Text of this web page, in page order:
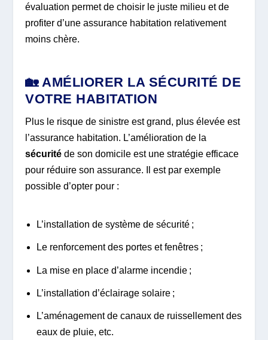
évaluation permet de choisir le juste milieu et de
profiter d’une assurance habitation relativement
moins chère.
🏡 AMÉLIORER LA SÉCURITÉ DE
VOTRE HABITATION
Plus le risque de sinistre est grand, plus élevée est
l’assurance habitation. L’amélioration de la
sécurité de son domicile est une stratégie efficace
pour réduire son assurance. Il est par exemple
possible d’opter pour :
L’installation de système de sécurité ;
Le renforcement des portes et fenêtres ;
La mise en place d’alarme incendie ;
L’installation d’éclairage solaire ;
L’aménagement de canaux de ruissellement des
eaux de pluie, etc.